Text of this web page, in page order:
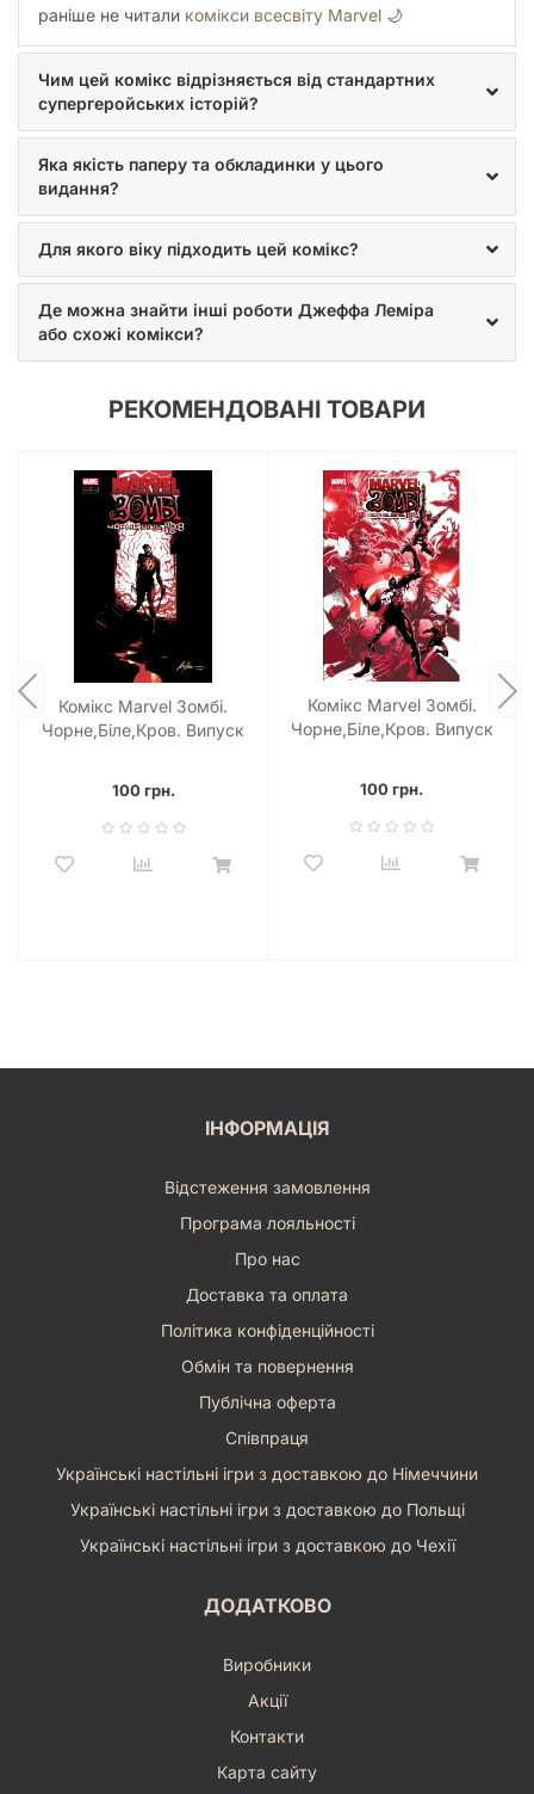
раніше не читали комікси всесвіту Marvel 🌙
Чим цей комікс відрізняється від стандартних
супергеройських історій?
Яка якість паперу та обкладинки у цього
видання?
Для якого віку підходить цей комікс?
Де можна знайти інші роботи Джеффа Леміра
або схожі комікси?
РЕКОМЕНДОВАНІ ТОВАРИ
Комікс Marvel Зомбі.
Чорне,Біле,Кров. Випуск
100 грн.
Комікс Marvel Зомбі.
Чорне,Біле,Кров. Випуск
100 грн.
ІНФОРМАЦІЯ
Відстеження замовлення
Програма лояльності
Про нас
Доставка та оплата
Політика конфіденційності
Обмін та повернення
Публічна оферта
Співпраця
Українські настільні ігри з доставкою до Німеччини
Українські настільні ігри з доставкою до Польщі
Українські настільні ігри з доставкою до Чехії
ДОДАТКОВО
Виробники
Акції
Контакти
Карта сайту